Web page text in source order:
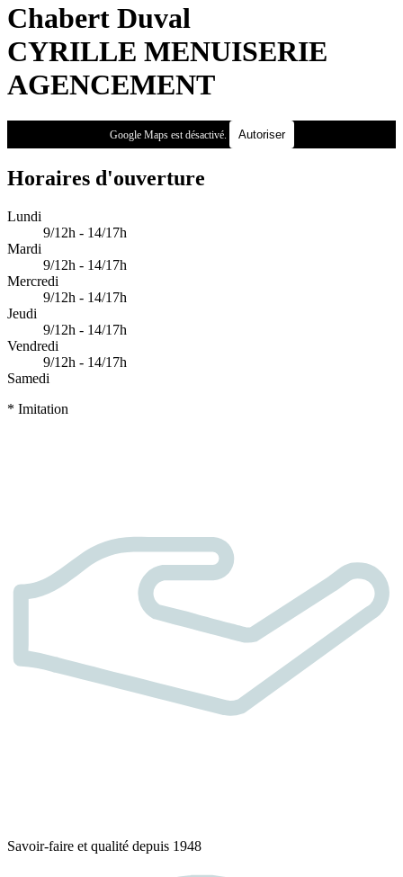
Chabert Duval
CYRILLE MENUISERIE
AGENCEMENT
Google Maps est désactivé. Autoriser
Horaires d'ouverture
Lundi
9/12h - 14/17h
Mardi
9/12h - 14/17h
Mercredi
9/12h - 14/17h
Jeudi
9/12h - 14/17h
Vendredi
9/12h - 14/17h
Samedi
* Imitation
Savoir-faire et qualité depuis 1948